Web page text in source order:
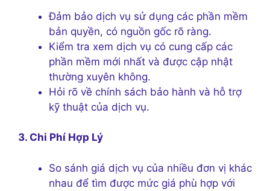
Đảm bảo dịch vụ sử dụng các phần mềm
bản quyền, có nguồn gốc rõ ràng.
Kiểm tra xem dịch vụ có cung cấp các
phần mềm mới nhất và được cập nhật
thường xuyên không.
Hỏi rõ về chính sách bảo hành và hỗ trợ
kỹ thuật của dịch vụ.
3. Chi Phí Hợp Lý
So sánh giá dịch vụ của nhiều đơn vị khác
nhau để tìm được mức giá phù hợp với